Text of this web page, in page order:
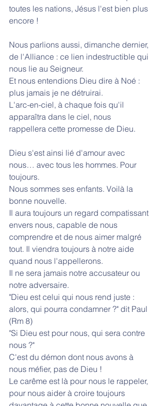
toutes les nations, Jésus l'est bien plus
encore !
Nous parlions aussi, dimanche dernier,
de l'Alliance : ce lien indestructible qui
nous lie au Seigneur.
Et nous entendions Dieu dire à Noé :
plus jamais je ne détruirai.
L'arc-en-ciel, à chaque fois qu'il
apparaîtra dans le ciel, nous
rappellera cette promesse de Dieu.
Dieu s'est ainsi lié d'amour avec
nous… avec tous les hommes. Pour
toujours.
Nous sommes ses enfants. Voilà la
bonne nouvelle.
Il aura toujours un regard compatissant
envers nous, capable de nous
comprendre et de nous aimer malgré
tout. Il viendra toujours à notre aide
quand nous l'appellerons.
Il ne sera jamais notre accusateur ou
notre adversaire.
"Dieu est celui qui nous rend juste :
alors, qui pourra condamner ?" dit Paul
(Rm 8)
"Si Dieu est pour nous, qui sera contre
nous ?"
C'est du démon dont nous avons à
nous méfier, pas de Dieu !
Le carême est là pour nous le rappeler,
pour nous aider à croire toujours